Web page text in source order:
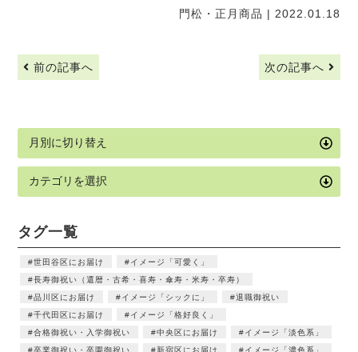
門松・正月商品 | 2022.01.18
前の記事へ 次の記事へ
タグ一覧
世田谷区にお届け
イメージ「可愛く」
長寿御祝い（還暦・古希・喜寿・傘寿・米寿・卒寿）
品川区にお届け
イメージ「シックに」
退職御祝い
千代田区にお届け
イメージ「格好良く」
合格御祝い・入学御祝い
中央区にお届け
イメージ「淡色系」
卒業御祝い・卒園御祝い
新宿区にお届け
イメージ「濃色系」